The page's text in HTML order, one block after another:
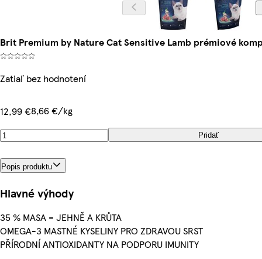
Brit Premium by Nature Cat Sensitive Lamb prémiové
Zatiaľ bez hodnotení
12,99 €8,66 €/kg
Pridať
Popis produktu
Hlavné výhody
35 % MASA – JEHNĚ A KRŮTA
OMEGA-3 MASTNÉ KYSELINY PRO ZDRAVOU SRST
PŘÍRODNÍ ANTIOXIDANTY NA PODPORU IMUNITY